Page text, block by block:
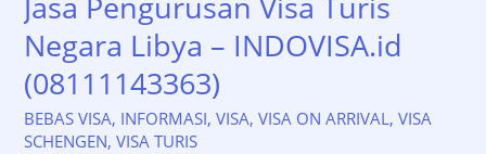
INDOVISA.id
(0811-
114-
3363)
Negara Libya – INDOVISA.id
(08111143363)
BEBAS VISA, INFORMASI,VISA,VISA ON ARRIVAL,VISA
SCHENGEN,VISA TURIS